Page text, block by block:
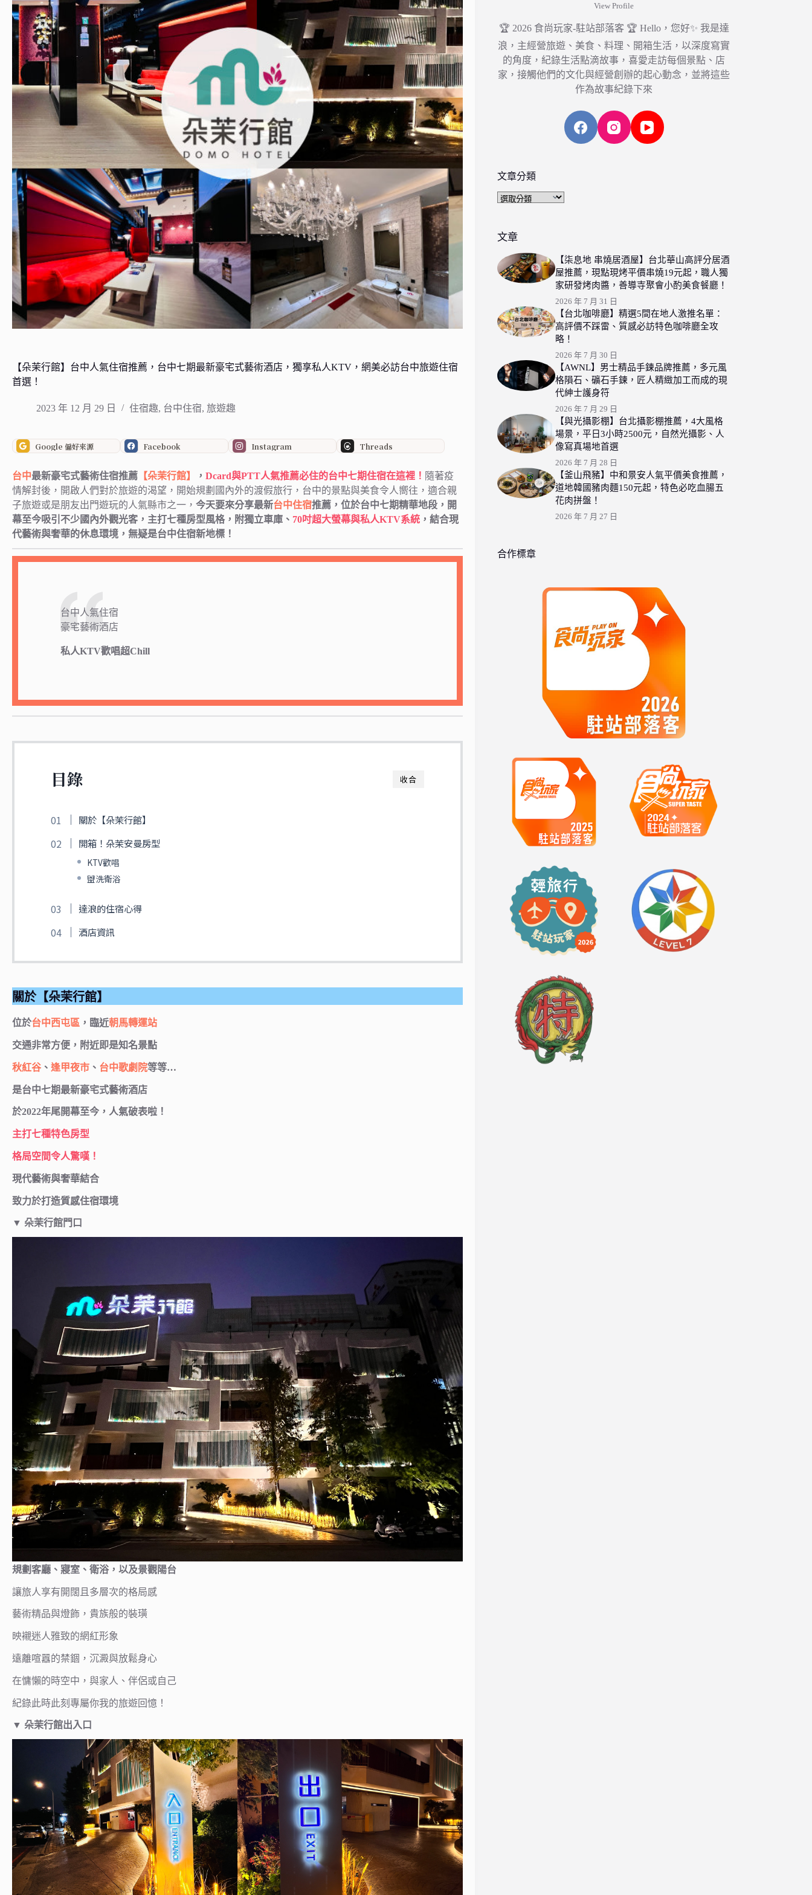
【朵茉行館】台中人氣住宿推薦，台中七期最新豪宅式藝術酒店，獨享私人KTV，網美必訪台中旅遊住宿
首選！
2023 年 12 月 29 日 住宿趣, 台中住宿, 旅遊趣
Google 偏好來源 Facebook Instagram Threads
台中最新豪宅式藝術住宿推薦 【朵茉行館】 ， Dcard與PTT人氣推薦必住的台中七期住宿在這裡！ 隨著疫
情解封後，開啟人們對於旅遊的渴望，開始規劃國內外的渡假旅行，台中的景點與美食令人嚮往，適合親
子旅遊或是朋友出門遊玩的人氣縣市之一， 今天要來分享最新台中住宿推薦，位於台中七期精華地段，開
幕至今吸引不少國內外觀光客，主打七種房型風格，附獨立車庫、 70吋超大螢幕與私人KTV系統 ，結合現
代藝術與奢華的休息環境，無疑是台中住宿新地標！
台中人氣住宿
豪宅藝術酒店
私人KTV歡唱超Chill
收合
目錄
關於【朵茉行館】
開箱！朵茉安曼房型
KTV歡唱
盥洗衛浴
達浪的住宿心得
酒店資訊
關於【朵茉行館】
位於台中西屯區 ，臨近朝馬轉運站
交通非常方便，附近即是知名景點
秋紅谷 、 逢甲夜市 、 台中歌劇院等等…
是台中七期最新豪宅式藝術酒店
於2022年尾開幕至今，人氣破表啦！
主打七種特色房型
格局空間令人驚嘆！
現代藝術與奢華結合
致力於打造質感住宿環境
▼ 朵茉行館門口
規劃客廳、寢室、衛浴，以及景觀陽台
讓旅人享有開闊且多層次的格局感
藝術精品與燈飾，貴族般的裝璜
映襯迷人雅致的網紅形象
遠離喧囂的禁錮，沉澱與放鬆身心
在慵懶的時空中，與家人、伴侶或自己
紀錄此時此刻專屬你我的旅遊回憶！
▼ 朵茉行館出入口
View Profile
🏆 2026 食尚玩家-駐站部落客 🏆 Hello，您好✨ 我是達
浪，主經營旅遊、美食、料理、開箱生活，以深度寫實
的角度，紀錄生活點滴故事，喜愛走訪每個景點、店
家，接觸他們的文化與經營創辦的起心動念，並將這些
作為故事紀錄下來
文章分類
文
類
文章
【柒息地 串燒居酒屋】台北華山高評分居酒
屋推薦，現點現烤平價串燒19元起，職人獨
家研發烤肉醬，善導寺聚會小酌美食餐廳！
2026 年 7 月 31 日
【台北咖啡廳】精選5間在地人激推名單：
高評價不踩雷、質感必訪特色咖啡廳全攻
略！
2026 年 7 月 30 日
【AWNL】男士精品手鍊品牌推薦，多元風
格隕石、礦石手鍊，匠人精緻加工而成的現
代紳士護身符
2026 年 7 月 29 日
【與光攝影棚】台北攝影棚推薦，4大風格
場景，平日3小時2500元，自然光攝影、人
像寫真場地首選
2026 年 7 月 28 日
【釜山飛豬】中和景安人氣平價美食推薦，
道地韓國豬肉麵150元起，特色必吃血腸五
花肉拼盤！
2026 年 7 月 27 日
合作標章